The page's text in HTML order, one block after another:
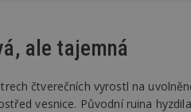
ale tajemná
čtverečních vyrostl na
vesnice. Původní ruina